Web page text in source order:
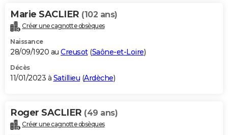
Marie SACLIER (102 ans)
Créer une cagnotte obsèques
Naissance
28/09/1920 au Creusot(Saône-et-Loire)
Décès
11/01/2023 à Satillieu (Ardèche)
Roger SACLIER (49 ans)
Créer une cagnotte obsèques